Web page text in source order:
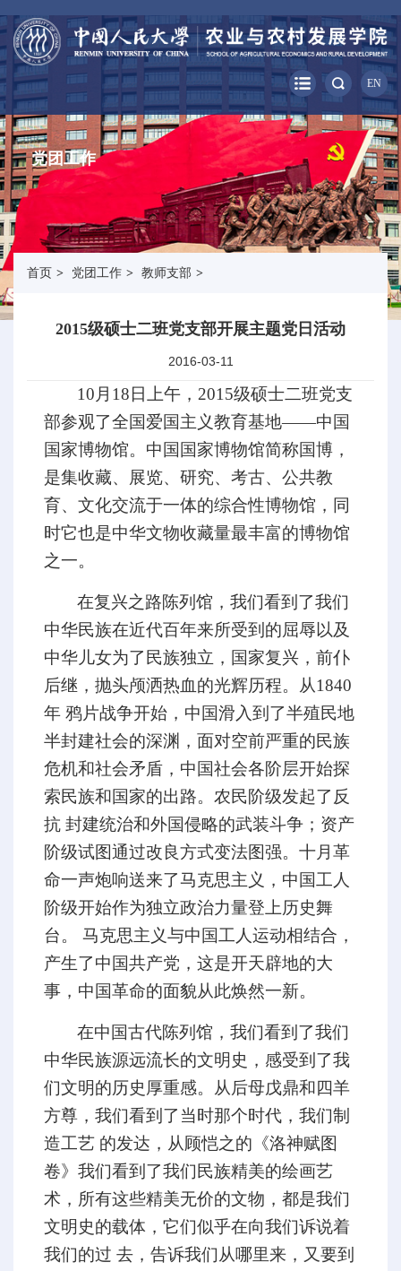
EN
党团工作
首页 > 党团工作 > 教师支部 >
2015级硕士二班党支部开展主题党日活动
2016-03-11
10 月 18日上午， 2015级硕士二班党支
部参观了全国爱国主义教育基地——中国
国家博物馆。中国国家博物馆简称国博，
是集收藏、展览、研究、考古、公共教
育、文化交流于一体的综合性博物馆，同
时它也是中华文物收藏量最丰富的博物馆
之一。
在复兴之路陈列馆，我们看到了我们
中华民族在近代百年来所受到的屈辱以及
中华儿女为了民族独立，国家复兴，前仆
后继，抛头颅洒热血的光辉历程。从1840
年 鸦片战争开始，中国滑入到了半殖民地
半封建社会的深渊，面对空前严重的民族
危机和社会矛盾，中国社会各阶层开始探
索民族和国家的出路。农民阶级发起了反
抗 封建统治和外国侵略的武装斗争；资产
阶级试图通过改良方式变法图强。十月革
命一声炮响送来了马克思主义，中国工人
阶级开始作为独立政治力量登上历史舞
台。 马克思主义与中国工人运动相结合，
产生了中国共产党，这是开天辟地的大
事，中国革命的面貌从此焕然一新。
在中国古代陈列馆，我们看到了我们
中华民族源远流长的文明史，感受到了我
们文明的历史厚重感。从后母戊鼎和四羊
方尊，我们看到了当时那个时代，我们制
造工艺 的发达，从顾恺之的《洛神赋图
卷》我们看到了我们民族精美的绘画艺
术，所有这些精美无价的文物，都是我们
文明史的载体，它们似乎在向我们诉说着
我们的过 去，告诉我们从哪里来，又要到